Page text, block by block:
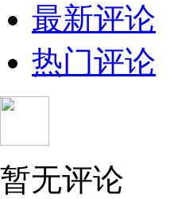
最新评论
热门评论
暂无评论